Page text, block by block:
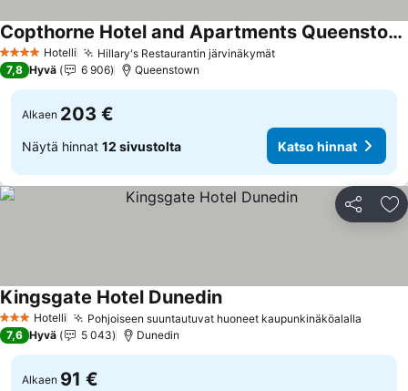
4 Tähtiluokitus
Hotelli Hillary's Restaurantin järvinäkymätKatso hinnat
Copthorne Hotel and Apartments Queenstown Lakeview
Katso hinnat
7,8 Hyvä 6 906 Queenstown
Alkaen 203 €
Näytä hinnat 12 sivustolta Katso hinnat
Jaa
3 Tähtiluokitus
Hotelli Pohjoiseen suuntautuvat huoneet kaupunkinäköalalla
Kingsgate Hotel DunedinKatso hinnat
7,6 Hyvä 5 043 Dunedin
Alkaen 91 €